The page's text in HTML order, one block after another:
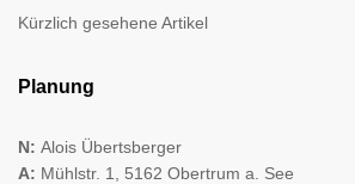
Kürzlich gesehene Artikel
Planung
N: Alois Übertsberger
A: Mühlstr. 1, 5162 Obertrum a. See